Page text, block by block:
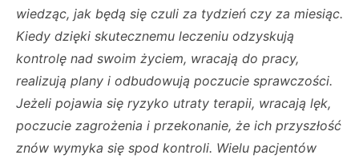
wiedząc, jak będą się czuli za tydzień czy za miesiąc.
Kiedy dzięki skutecznemu leczeniu odzyskują
kontrolę nad swoim życiem, wracają do pracy,
realizują plany i odbudowują poczucie sprawczości.
Jeżeli pojawia się ryzyko utraty terapii, wracają lęk,
poczucie zagrożenia i przekonanie, że ich przyszłość
znów wymyka się spod kontroli. Wielu pacjentów